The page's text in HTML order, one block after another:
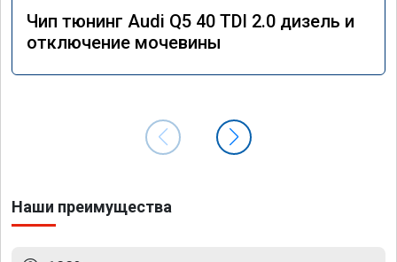
Чип тюнинг Audi Q5 40 TDI 2.0 дизель и
отключение мочевины
Наши преимущества